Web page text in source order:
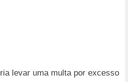
levar uma multa por excesso